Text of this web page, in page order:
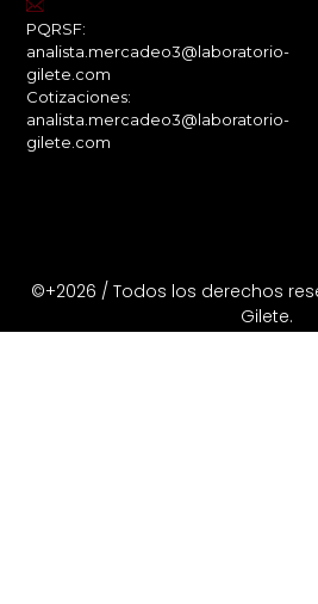
PQRSF:
analista.mercadeo3@laboratorio-
gilete.com
Cotizaciones:
analista.mercadeo3@laboratorio-
gilete.com
©+2026 / Todos los derechos
Gilete.